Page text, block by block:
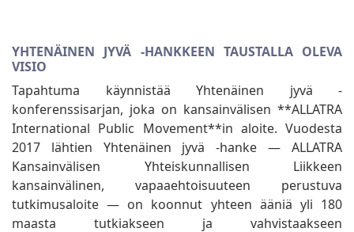
YHTENÄINEN JYVÄ -HANKKEEN TAUSTALLA OLEVA
VISIO
Tapahtuma käynnistää Yhtenäinen jyvä -
konferenssisarjan, joka on kansainvälisen **ALLATRA
International Public Movement**in aloite. Vuodesta
2017 lähtien Yhtenäinen jyvä -hanke — ALLATRA
Kansainvälisen Yhteiskunnallisen Liikkeen
kansainvälinen, vapaaehtoisuuteen perustuva
tutkimusaloite — on koonnut yhteen ääniä yli 180
maasta tutkiakseen ja vahvistaakseen